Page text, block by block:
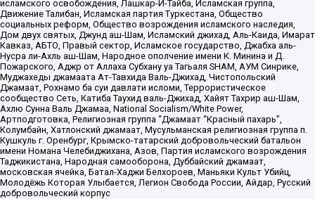
исламского освобождения, Лашкар-И-Тайба, Исламская группа,
Движение Талибан, Исламская партия Туркестана, Общество
социальных реформ, Общество возрождения исламского наследия,
Дом двух святых, Джунд аш-Шам, Исламский джихад, Аль-Каида, Имарат
Кавказ, АБТО, Правый сектор, Исламское государство, Джабха аль-
Нусра ли-Ахль аш-Шам, Народное ополчение имени К. Минина и Д.
Пожарского, Аджр от Аллаха Субхану уа Тагьаля SHAM, АУМ Синрике,
Муджахеды джамаата Ат-Тавхида Валь-Джихад, Чистопольский
Джамаат, Рохнамо ба суи давлати исломи, Террористическое
сообщество Сеть, Катиба Таухид валь-Джихад, Хайят Тахрир аш-Шам,
Ахлю Сунна Валь Джамаа, National Socialism/White Power,
Артподготовка, Религиозная группа “Джамаат “Красный пахарь”,
Колумбайн, Хатлонский джамаат, Мусульманская религиозная группа п.
Кушкуль г. Оренбург, Крымско-татарский добровольческий батальон
имени Номана Челебиджихана, Азов, Партия исламского возрождения
Таджикистана, Народная самооборона, Дуббайский джамаат,
московская ячейка, Батал-Хаджи Белхороев, Маньяки Культ Убийц,
Молодёжь Которая Улыбается, Легион Свобода России, Айдар, Русский
добровольческий корпус